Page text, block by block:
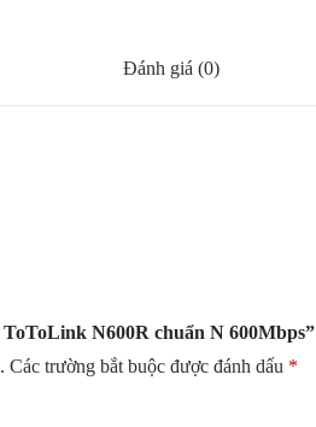
Đánh giá (0)
N600R chuẩn N 600Mbps”
Các trường bắt buộc được đánh dấu *